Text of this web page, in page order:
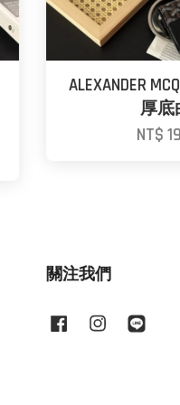
ALEXANDER
厚底
NT$
關注我們
FacebookInstagram